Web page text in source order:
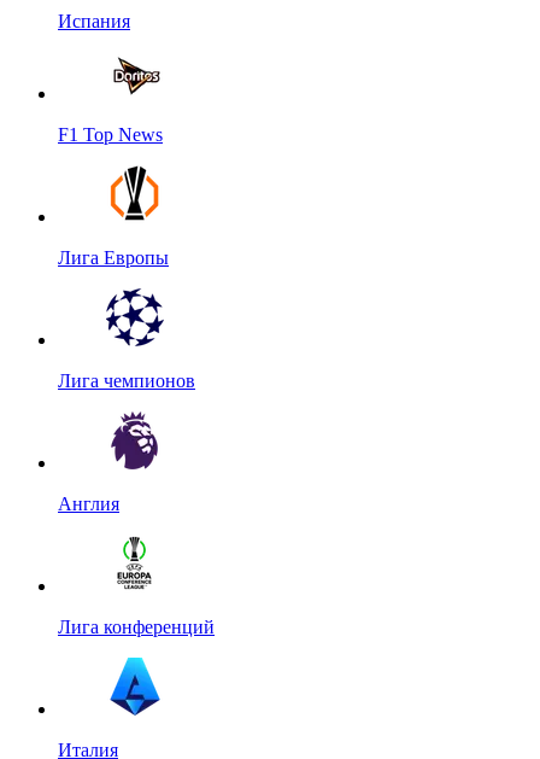
Испания
F1 Top News
Лига Европы
Лига чемпионов
Англия
Лига конференций
Италия